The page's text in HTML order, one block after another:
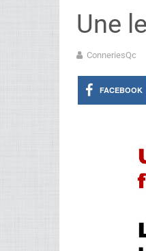
Une
ConneriesQc